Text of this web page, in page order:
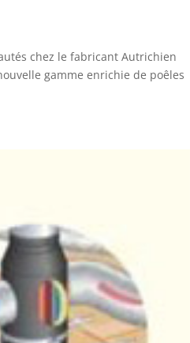
chez le fabricant Autrichien
gamme enrichie de poêles